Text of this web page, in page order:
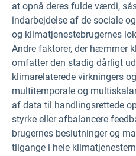
at opnå deres fulde værdi,
indarbejdelse af de sociale
og klimatjenestebrugernes
Andre faktorer, der hæmmer
omfatter den stadig dårligt
klimarelaterede virkningers
multitemporale og
af data til handlingsrettede
styrke eller afbalancere
brugernes beslutninger og
tilgange i hele